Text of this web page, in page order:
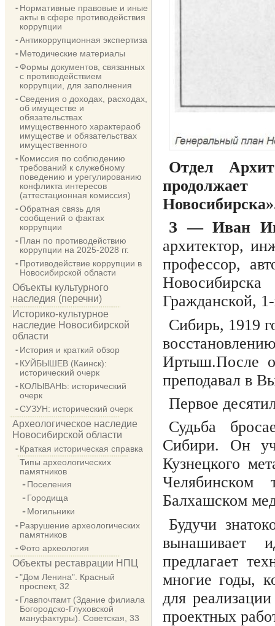
Нормативные правовые и иные
акты в сфере противодействия
коррупции
Антикоррупционная экспертиза
Методические материалы
Формы документов, связанных
с противодействием
коррупции, для заполнения
Сведения о доходах, расходах,
об имуществе и
обязательствах
имущественного характераоб
имуществе и обязательствах
имущественного
Комиссия по соблюдению
требований к служебному
поведению и урегулированию
конфликта интересов
(аттестационная комиссия)
Обратная связь для
сообщений о фактах
коррупции
План по противодействию
коррупции на 2025-2028 гг.
Противодействие коррупции в
Новосибирской области
Объекты культурного
наследия (перечни)
Историко-культурное
наследие Новосибирской
области
История и краткий обзор
КУЙБЫШЕВ (Каинск):
исторический очерк
КОЛЫВАНЬ: исторический
очерк
СУЗУН: исторический очерк
Археологическое наследие
Новосибирской области
Краткая историческая справка
Типы археологических
памятников
Поселения
Городища
Могильники
Разрушение археологических
памятников
Фото археология
Объекты реставрации НПЦ
"Дом Ленина". Красный
проспект, 32
Главпочтамт (Здание филиала
Богородско-Глуховской
мануфактуры). Советская, 33
Отдел
З — Иван
архитектор,
профессор,
Гражданской,
Сибирь, 1919
Иртыш.После
преподавал в
Первое
Судьба
Сибири. Он
Кузнецкого
Челябинском
Балхашском
Будучи
вынашивает
предлагает
многие годы,
для
проектных